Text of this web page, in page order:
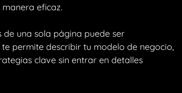
eficaz.
una sola página puede ser
permite describir tu modelo de negocio,
clave sin entrar en detalles